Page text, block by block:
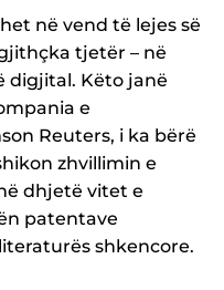
në vend të lejes së
tjetër – në
digjital. Këto janë
e
Reuters, i ka bërë
zhvillimin e
dhjetë vitet e
patentave
shkencore.